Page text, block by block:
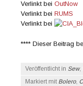
Verlinkt beiOutNow
Verlinkt beiRUMS
Verlinkt bei
**** Dieser Beitrag
Veröffentlicht in Sew,
Markiert mit Bolero,